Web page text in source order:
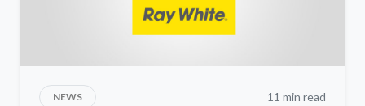
NEWS 11 min read